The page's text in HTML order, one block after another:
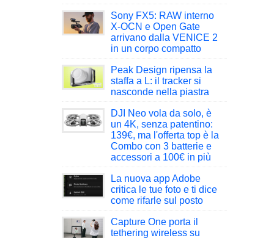
Sony FX5: RAW interno
X-OCN e Open Gate
arrivano dalla VENICE 2
in un corpo compatto
Peak Design ripensa la
staffa a L: il tracker si
nasconde nella piastra
DJI Neo vola da solo, è
un 4K, senza patentino:
139€, ma l'offerta top è la
Combo con 3 batterie e
accessori a 100€ in più
La nuova app Adobe
critica le tue foto e ti dice
come rifarle sul posto
Capture One porta il
tethering wireless su